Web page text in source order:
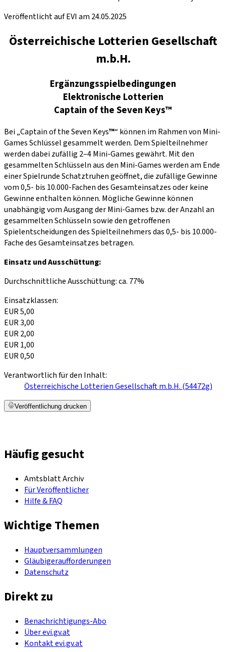
Veröffentlicht auf EVI am 24.05.2025
Österreichische Lotterien Gesellschaft
m.b.H.
Ergänzungsspielbedingungen
Elektronische Lotterien
Captain of the Seven Keys™
Bei „Captain of the Seven Keys™“ können im Rahmen von Mini-
Games Schlüssel gesammelt werden. Dem Spielteilnehmer
werden dabei zufällig 2–4 Mini-Games gewährt. Mit den
gesammelten Schlüsseln aus den Mini-Games werden am Ende
einer Spielrunde Schatztruhen geöffnet, die zufällige Gewinne
vom 0,5- bis 10.000-Fachen des Gesamteinsatzes oder keine
Gewinne enthalten können. Mögliche Gewinne können
unabhängig vom Ausgang der Mini-Games bzw. der Anzahl an
gesammelten Schlüsseln sowie den getroffenen
Spielentscheidungen des Spielteilnehmers das 0,5- bis 10.000-
Fache des Gesamteinsatzes betragen.
Einsatz und Ausschüttung:
Durchschnittliche Ausschüttung: ca. 77%
Einsatzklassen:
EUR 5,00
EUR 3,00
EUR 2,00
EUR 1,00
EUR 0,50
Verantwortlich für den Inhalt:
Österreichische Lotterien Gesellschaft m.b.H. (54472g)
Veröffentlichung drucken
Häufig gesucht
Amtsblatt Archiv
Für Veröffentlicher
Hilfe & FAQ
Wichtige Themen
Hauptversammlungen
Gläubigeraufforderungen
Datenschutz
Direkt zu
Benachrichtigungs-Abo
Über evi.gv.at
Kontakt evi.gv.at